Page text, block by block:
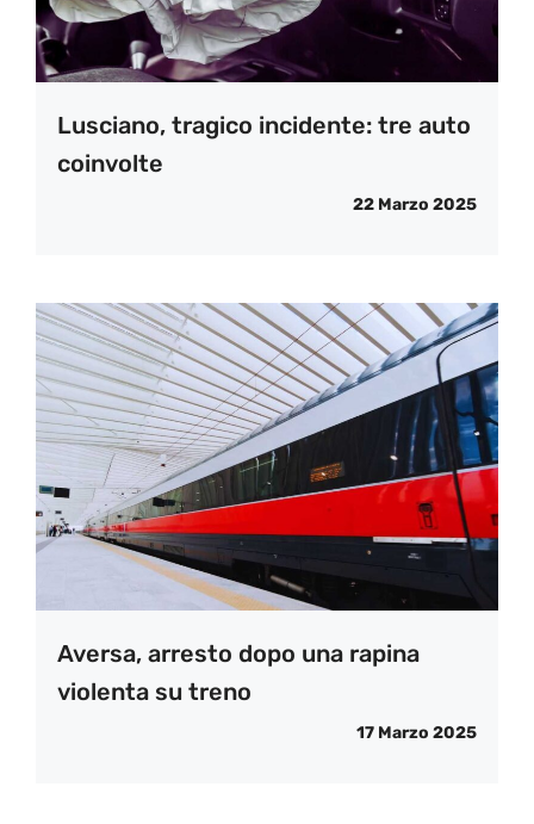
Lusciano, tragico incidente: tre auto
coinvolte
22 Marzo 2025
Aversa, arresto dopo una rapina
violenta su treno
17 Marzo 2025